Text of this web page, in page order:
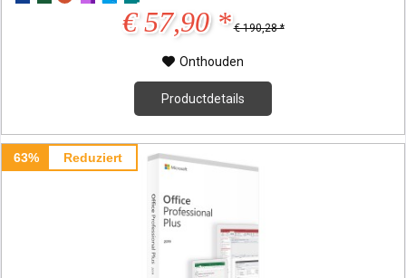
€ 57,90 * € 190,28 *
Onthouden
Productdetails
63% Reduziert